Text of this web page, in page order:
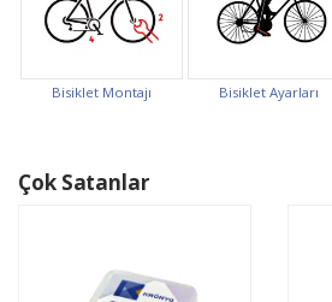
Bisiklet Montajı Bisiklet Ayarları
Çok Satanlar